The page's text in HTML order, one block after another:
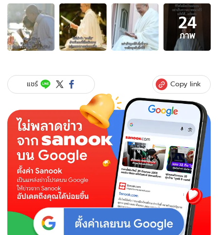
อัลบั้ม
ภาพ
24
ภาพ
ของ
จาก
"แม่
ศันสนีย์"
ข้อคิด
เข้าใจ
ง่าย
ใช้ได้
จริง
24
ภาพ
แชร์ Copy link